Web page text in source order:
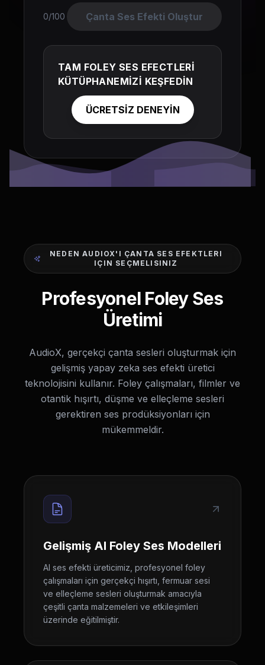
0/100 Çanta Ses Efekti Oluştur
TAM FOLEY SES EFECTLERİ
KÜTÜPHANEMİZİ KEŞFEDİN
ÜCRETSİZ DENEYİN
NEDEN AUDIOX'I ÇANTA SES EFEKTLERI
IÇIN SEÇMELISINIZ
Profesyonel Foley Ses
Üretimi
AudioX, gerçekçi çanta sesleri oluşturmak için
gelişmiş yapay zeka ses efekti üretici
teknolojisini kullanır. Foley çalışmaları, filmler ve
otantik hışırtı, düşme ve elleçleme sesleri
gerektiren ses prodüksiyonları için
mükemmeldir.
Gelişmiş AI Foley Ses Modelleri
AI ses efekti üreticimiz, profesyonel foley
çalışmaları için gerçekçi hışırtı, fermuar sesi
ve elleçleme sesleri oluşturmak amacıyla
çeşitli çanta malzemeleri ve etkileşimleri
üzerinde eğitilmiştir.